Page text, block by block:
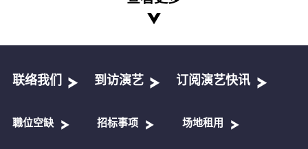
联络我们 到访演艺 订阅演艺快讯
職位空缺 招标事项 场地租用